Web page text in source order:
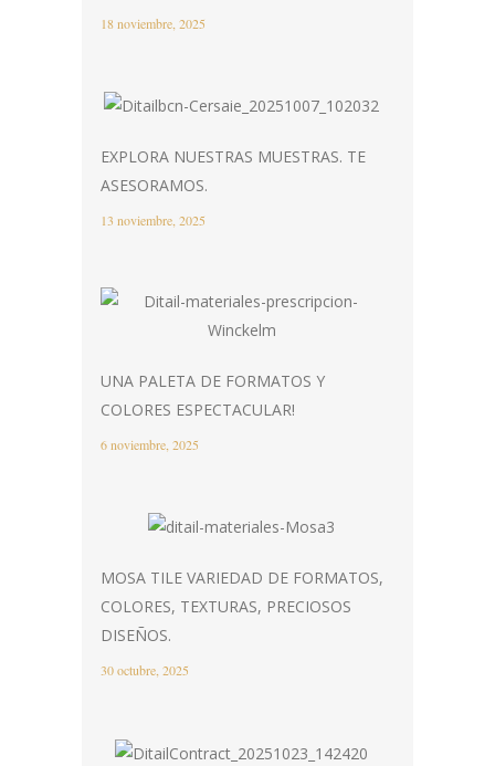
18 noviembre, 2025
EXPLORA NUESTRAS MUESTRAS. TE
ASESORAMOS.
13 noviembre, 2025
UNA PALETA DE FORMATOS Y
COLORES ESPECTACULAR!
6 noviembre, 2025
MOSA TILE VARIEDAD DE FORMATOS,
COLORES, TEXTURAS, PRECIOSOS
DISEÑOS.
30 octubre, 2025